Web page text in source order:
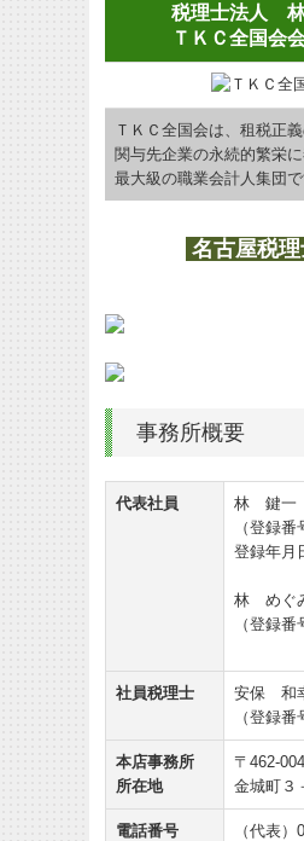
税理士法人
ＴＫＣ全国会
ＴＫＣ全国会は、租税正
関与先企業の永続的繁栄
最大級の職業会計人集団で
名古屋税
事務所概要
代表社員
林 鍵一
（登録番
登録年月
林 めぐ
（登録番
社員税理士
安保 和
（登録番
本店事務所
所在地
〒462-
金城町３
電話番号 （代表